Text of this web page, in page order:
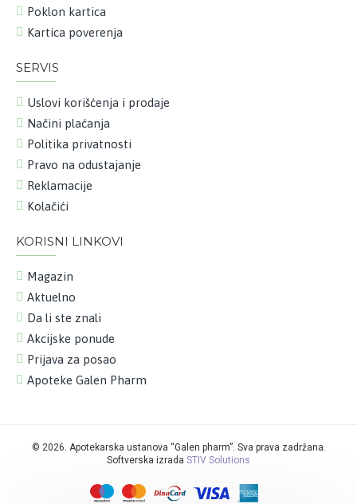
Poklon kartica
Kartica poverenja
SERVIS
Uslovi korišćenja i prodaje
Načini plaćanja
Politika privatnosti
Pravo na odustajanje
Reklamacije
Kolačići
KORISNI LINKOVI
Magazin
Aktuelno
Da li ste znali
Akcijske ponude
Prijava za posao
Apoteke Galen Pharm
© 2026. Apotekarska ustanova “Galen pharm”. Sva prava zadržana.
Softverska izrada STIV Solutions